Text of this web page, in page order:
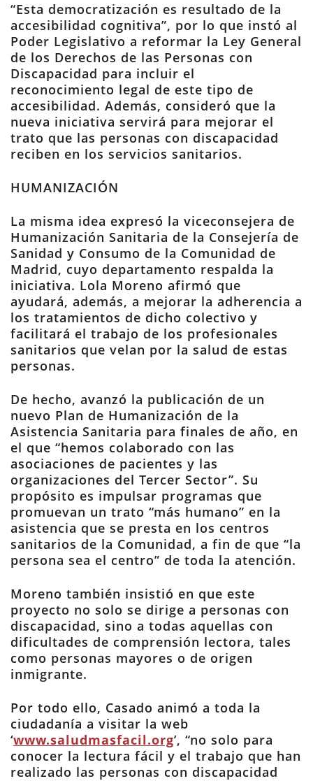
“Esta democratización es resultado de la
accesibilidad cognitiva”, por lo que instó al
Poder Legislativo a reformar la Ley General
de los Derechos de las Personas con
Discapacidad para incluir el
reconocimiento legal de este tipo de
accesibilidad. Además, consideró que la
nueva iniciativa servirá para mejorar el
trato que las personas con discapacidad
reciben en los servicios sanitarios.
HUMANIZACIÓN
La misma idea expresó la viceconsejera de
Humanización Sanitaria de la Consejería de
Sanidad y Consumo de la Comunidad de
Madrid, cuyo departamento respalda la
iniciativa. Lola Moreno afirmó que
ayudará, además, a mejorar la adherencia a
los tratamientos de dicho colectivo y
facilitará el trabajo de los profesionales
sanitarios que velan por la salud de estas
personas.
De hecho, avanzó la publicación de un
nuevo Plan de Humanización de la
Asistencia Sanitaria para finales de año, en
el que “hemos colaborado con las
asociaciones de pacientes y las
organizaciones del Tercer Sector”. Su
propósito es impulsar programas que
promuevan un trato “más humano” en la
asistencia que se presta en los centros
sanitarios de la Comunidad, a fin de que “la
persona sea el centro” de toda la atención.
Moreno también insistió en que este
proyecto no solo se dirige a personas con
discapacidad, sino a todas aquellas con
dificultades de comprensión lectora, tales
como personas mayores o de origen
inmigrante.
Por todo ello, Casado animó a toda la
ciudadanía a visitar la web
‘www.saludmasfacil.org’, “no solo para
conocer la lectura fácil y el trabajo que han
realizado las personas con discapacidad